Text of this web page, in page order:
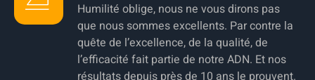
Humilité oblige, nous ne vous dirons pas
que nous sommes excellents. Par contre la
quête de l’excellence, de la qualité, de
l’efficacité fait partie de notre ADN. Et nos